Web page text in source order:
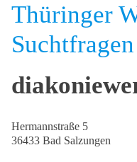
Thüringer
Suchtfragen
Hermannstraße 5
36433 Bad Salzungen